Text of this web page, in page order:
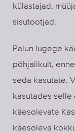
külastajad,
sisutootjad.
Palun lugege
põhjalikult,
seda kasutate.
kasutades selle
käesolevate
käesoleva